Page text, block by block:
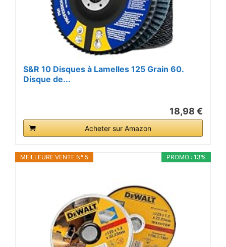
S&R 10 Disques à Lamelles 125 Grain 60.
Disque de...
18,98 €
Acheter sur Amazon
PROMO : 13%
MEILLEURE VENTE N° 5